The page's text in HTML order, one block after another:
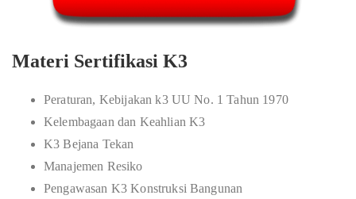
Materi Sertifikasi K3
Peraturan, Kebijakan k3 UU No. 1 Tahun 1970
Kelembagaan dan Keahlian K3
K3 Bejana Tekan
Manajemen Resiko
Pengawasan K3 Konstruksi Bangunan